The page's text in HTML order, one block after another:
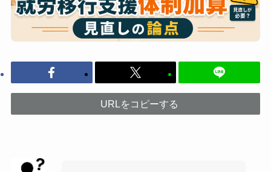
URLをコピーする